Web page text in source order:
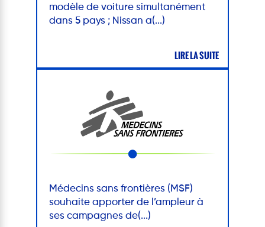
modèle de voiture simultanément
dans 5 pays ; Nissan a(...)
LIRE LA SUITE
Médecins sans frontières (MSF)
souhaite apporter de l’ampleur à
ses campagnes de(...)